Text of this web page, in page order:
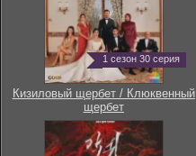
1 сезон 30 серия
Кизиловый щербет / Клюквенный
щербет